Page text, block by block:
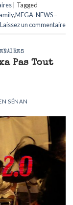
Tagged
,MEGA-NEWS –
Laissez un commentaire
Pas Tout
SÉNAN